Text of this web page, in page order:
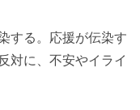
する。応援が伝染す
対に、不安やイライ